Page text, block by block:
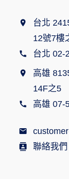
台北
12號7樓
台北 02-
高雄
14F之5
高雄 07-
聯絡我們